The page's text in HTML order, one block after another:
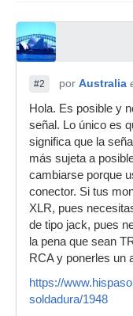
#2 por Australia
Hola. Es posible y
señal. Lo único es
significa que la
más sujeta a
cambiarse porque
conector. Si tus
XLR, pues
de tipo jack, pues
la pena que sean
RCA y ponerles un
https://
soldadura/1948